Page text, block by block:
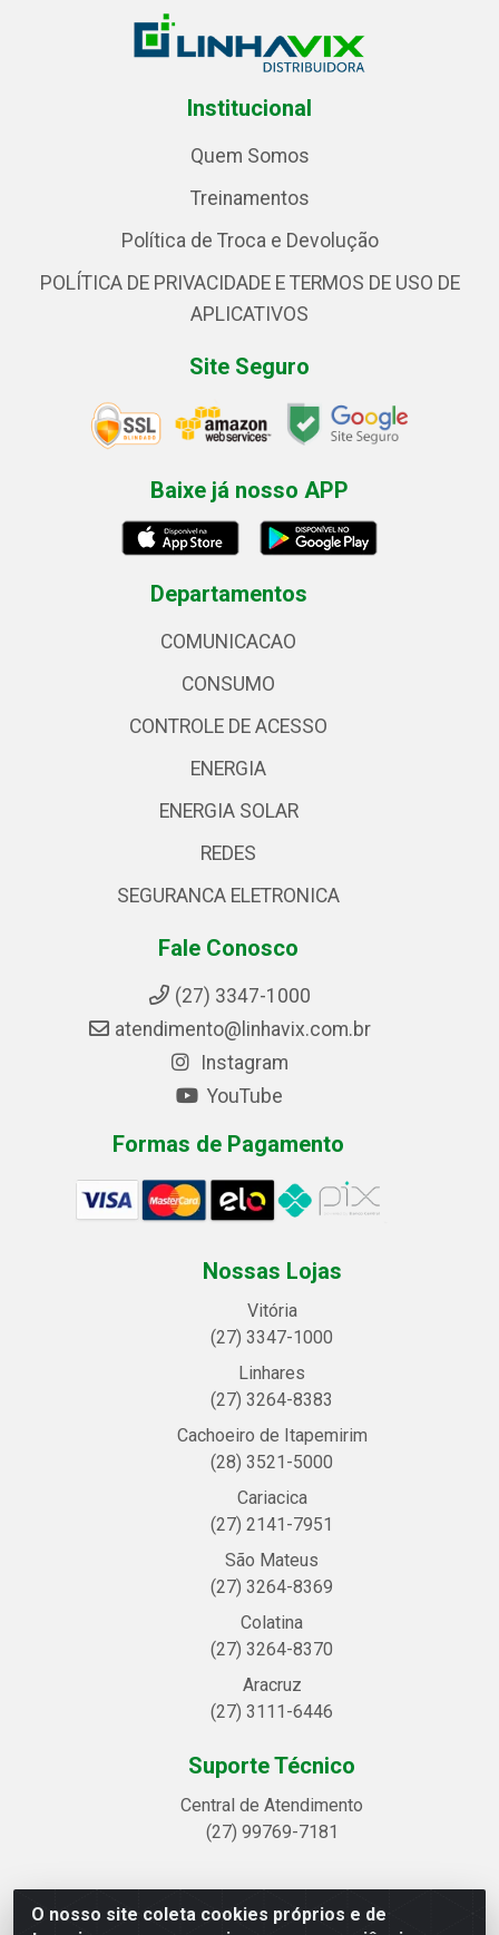
O nosso site coleta cookies próprios e de
Institucional
Quem Somos
Treinamentos
Política de Troca e Devolução
POLÍTICA DE PRIVACIDADE E TERMOS DE USO DE
APLICATIVOS
Site Seguro
Baixe já nosso APP
Departamentos
COMUNICACAO
CONSUMO
CONTROLE DE ACESSO
ENERGIA
ENERGIA SOLAR
REDES
SEGURANCA ELETRONICA
Fale Conosco
(27) 3347-1000
atendimento@linhavix.com.br
Instagram
YouTube
Formas de Pagamento
Nossas Lojas
Vitória
(27) 3347-1000
Linhares
(27) 3264-8383
Cachoeiro de Itapemirim
(28) 3521-5000
Cariacica
(27) 2141-7951
São Mateus
(27) 3264-8369
Colatina
(27) 3264-8370
Aracruz
(27) 3111-6446
Suporte Técnico
Central de Atendimento
(27) 99769-7181
Linhavix Distribuidora LTDA - Avenida Alegre, 2521 -